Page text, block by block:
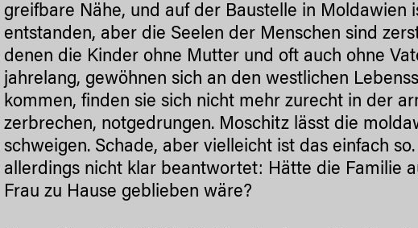
greifbare Nähe, und auf der Baustelle in Moldawien
entstanden, aber die Seelen der Menschen sind
denen die Kinder ohne Mutter und oft auch ohne
jahrelang, gewöhnen sich an den westlichen
kommen, finden sie sich nicht mehr zurecht in der
zerbrechen, notgedrungen. Moschitz lässt die
schweigen. Schade, aber vielleicht ist das einfach
allerdings nicht klar beantwortet: Hätte die Familie
Frau zu Hause geblieben wäre?